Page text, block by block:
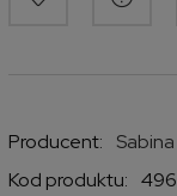
Producent:
Sabina
Kod produktu: 496